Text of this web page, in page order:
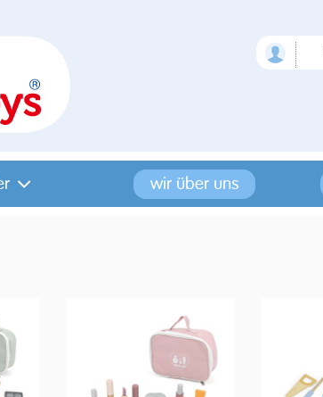
wir über uns